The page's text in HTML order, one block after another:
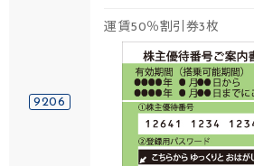
9206
運賃50％割引券3枚